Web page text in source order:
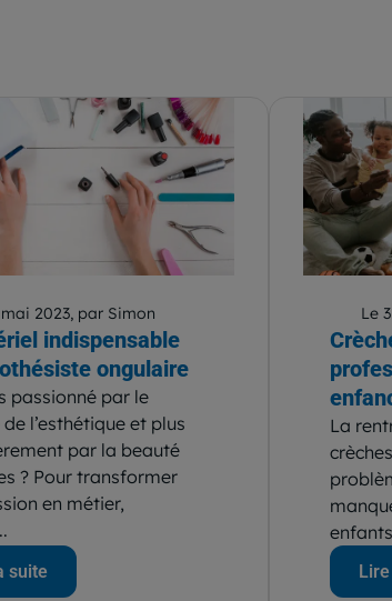
2023, par Simon
indispensable
ongulaire
passionné par le
l’esthétique et plus
par la beauté
? Pour transformer
en métier,
suite
Le
La